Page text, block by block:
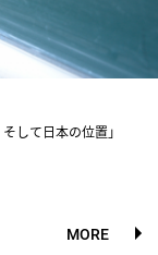
して日本の位置」
MORE